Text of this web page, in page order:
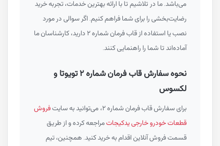
می‌باشد. ما در تلاشیم تا با ارائه بهترین خدمات، تجربه خرید
رضایت‌بخشی را برای شما فراهم کنیم. اگر سوالی در مورد
نصب یا استفاده از قاب فرمان شماره ۲ دارید، کارشناسان ما
آماده‌اند تا شما را راهنمایی کنند.
نحوه سفارش قاب فرمان شماره ۲ تویوتا و
لکسوس
برای سفارش قاب فرمان شماره ۲، می‌توانید به سایت
فروش
قطعات خودرو خارجی یدکیجاتمراجعه کرده و از طریق
قسمت فروش آنلاین اقدام به خرید کنید. همچنین، تیم